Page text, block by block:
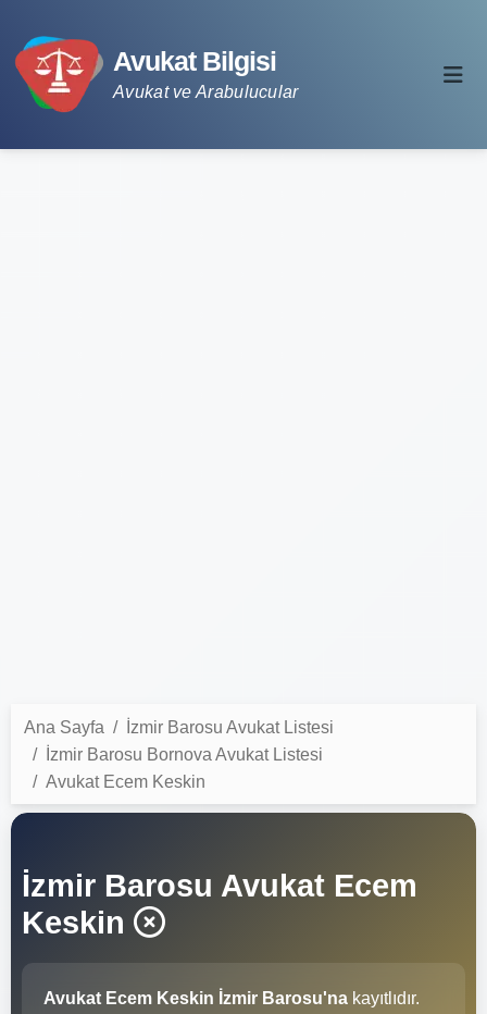
Avukat Bilgisi
Avukat ve Arabulucular
Ana Sayfa
İzmir Barosu Avukat Listesi
İzmir Barosu Bornova Avukat Listesi
Avukat Ecem Keskin
İzmir Barosu Avukat Ecem
Keskin
Avukat Ecem Keskin İzmir Barosu'na kayıtlıdır.